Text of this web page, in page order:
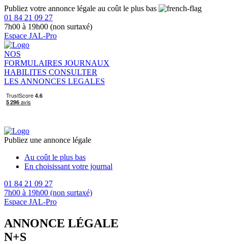
Publiez votre annonce légale au coût le plus bas
01 84 21 09 27
7h00 à 19h00 (non surtaxé)
Espace JAL-Pro
NOS
FORMULAIRES JOURNAUX
HABILITES CONSULTER
LES ANNONCES LEGALES
Publiez une annonce légale
Au coût le plus bas
En choisissant votre journal
01 84 21 09 27
7h00 à 19h00 (non surtaxé)
Espace JAL-Pro
ANNONCE LÉGALE
N+S